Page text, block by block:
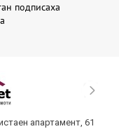
подписаха
апартамент, 61